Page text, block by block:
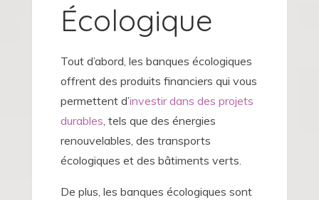
Écologique
Tout d’abord, les banques écologiques
offrent des produits financiers qui vous
permettent d’investir dans des projets
durables, tels que des énergies
renouvelables, des transports
écologiques et des bâtiments verts.
De plus, les banques écologiques sont